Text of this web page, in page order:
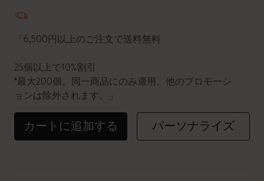
「6,500円以上のご注文で送料無料
25個以上で10%割引
*最大200個。同一商品にのみ適用。他のプロモーシ
ョンは除外されます。」
カートに追加する パーソナライズ